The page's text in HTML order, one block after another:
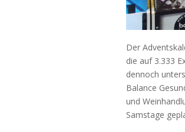
Der
die auf 3.333
dennoch
Balance
und
Samstage